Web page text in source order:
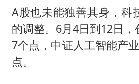
薛之谦杭
A股也未能独善其身，科
的调整。6月4日到12日，
7个点，中证人工智能产
点。